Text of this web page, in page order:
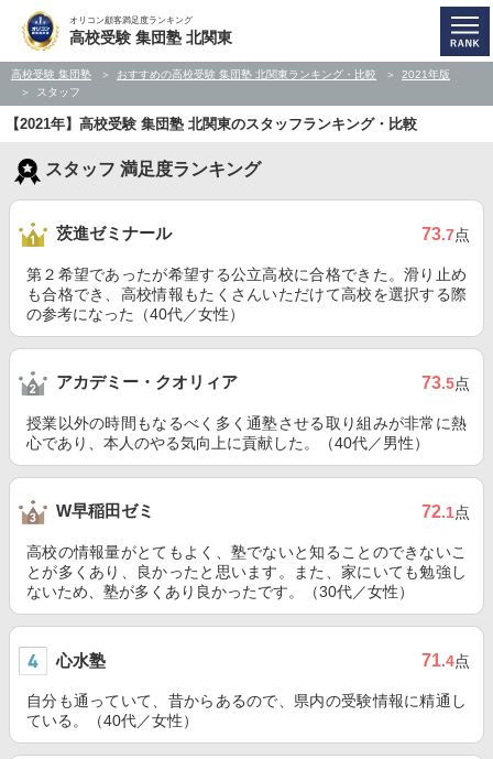
オリコン顧客満足度ランキング
高校受験 集団塾 北関東
高校受験 集団塾 おすすめの高校受験 集団塾 北関東ランキング・比較
2021年版
スタッフ
【2021年】高校受験 集団塾 北関東のスタッフランキング・比較
スタッフ 満足度ランキング
茨進ゼミナール 73.7点
第２希望であったが希望する公立高校に合格できた。滑り止め
も合格でき、高校情報もたくさんいただけて高校を選択する際
の参考になった（40代／女性）
アカデミー・クオリィア 73.5点
授業以外の時間もなるべく多く通塾させる取り組みが非常に熱
心であり、本人のやる気向上に貢献した。（40代／男性）
W早稲田ゼミ 72.1点
高校の情報量がとてもよく、塾でないと知ることのできないこ
とが多くあり、良かったと思います。また、家にいても勉強し
ないため、塾が多くあり良かったです。（30代／女性）
心水塾 71.4点
自分も通っていて、昔からあるので、県内の受験情報に精通し
ている。（40代／女性）